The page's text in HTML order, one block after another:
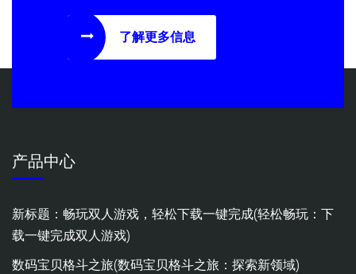
了解更多信息
产品中心
新标题：畅玩双人游戏，轻松下载一键完成(轻松畅玩：下
载一键完成双人游戏)
数码宝贝格斗之旅(数码宝贝格斗之旅：探索新领域)